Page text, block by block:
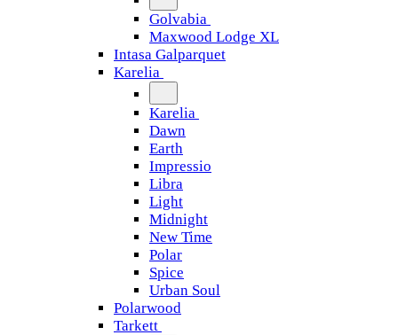
Golvabia
Maxwood Lodge XL
Intasa Galparquet
Karelia
Karelia
Dawn
Earth
Impressio
Libra
Light
Midnight
New Time
Polar
Spice
Urban Soul
Polarwood
Tarkett